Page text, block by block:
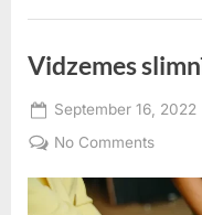
Vidzemes
Posted
on
September 16, 2022
No Commentson